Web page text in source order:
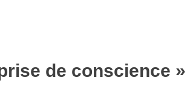
de conscience »